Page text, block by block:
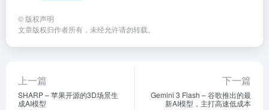
© 版权声明
文章版权归作者所有，未经允许请勿转载。
上一篇
SHARP – 苹果开源的3D场景生
成AI模型
下一篇
Gemini 3 Flash – 谷歌推出的最
新AI模型，主打高速低成本